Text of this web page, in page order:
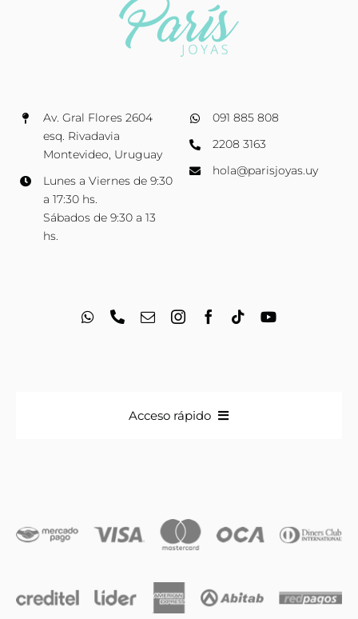
Av. Gral Flores 2604
esq. Rivadavia
Montevideo, Uruguay
Lunes a Viernes de 9:30
a 17:30 hs.
Sábados de 9:30 a 13
hs.
091 885 808
2208 3163
hola@parisjoyas.uy
Acceso rápido
Iniciales